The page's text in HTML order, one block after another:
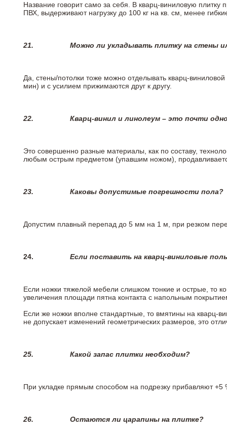
Название говорит само за себя. В кварц-виниловую
ПВХ, выдерживают нагрузку до 100 кг на кв. см, менее
21. Можно ли укладывать плитку на стены
Да, стены/потолки тоже можно отделывать кварц-
мин) и с усилием прижимаются друг к другу.
22. Кварц-винил и линолеум – это почти
Это совершенно разные материалы, как по составу,
любым острым предметом (упавшим ножом),
23. Каковы допустимые погрешности пола?
Допустим плавный перепад до 5 мм на 1 м, при резком
24. Если поставить на кварц-виниловые
Если ножки тяжелой мебели слишком тонкие и острые, то
увеличения площади пятна контакта с напольным
Если же ножки вполне стандартные, то вмятины на кварц-
не допускает изменений геометрических размеров, это
25. Какой запас плитки необходим?
При укладке прямым способом на подрезку прибавляют +5
26. Остаются ли царапины на плитке?